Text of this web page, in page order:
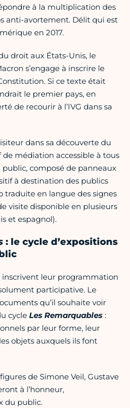
à la multiplication des
anti-avortement. Délit qui est
en 2017.
droit aux États-Unis, le
s’engage à inscrire le
Si ce texte était
le premier pays, en
de recourir à l’IVG dans sa
dans sa découverte du
médiation accessible à tous
composé de panneaux
à destination des publics
traduite en langue des signes
visite disponible en plusieurs
et espagnol).
: le cycle d’expositions
inscrivent leur programmation
participative. Le
qu’il souhaite voir
cycle Les Remarquables :
par leur forme, leur
objets auxquels ils font
de Simone Veil, Gustave
à l’honneur,
du public.